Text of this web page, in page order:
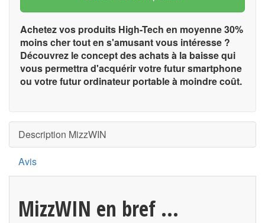
Achetez vos produits High-Tech en moyenne 30%
moins cher tout en s'amusant vous intéresse ?
Découvrez le concept des achats à la baisse qui
vous permettra d'acquérir votre futur smartphone
ou votre futur ordinateur portable à moindre coût.
Description MizzWIN
Avis
MizzWIN en bref ...